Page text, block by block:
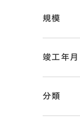
規模
竣工年月
分類